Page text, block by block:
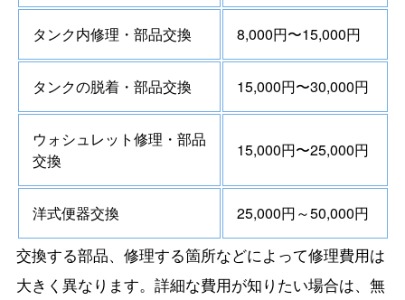
タンク内修理・部品交換 8,000円〜15,000円
タンクの脱着・部品交換 15,000円〜30,000円
ウォシュレット修理・部品
交換
15,000円〜25,000円
洋式便器交換 25,000円～50,000円
交換する部品、修理する箇所などによって修理費用は
大きく異なります。詳細な費用が知りたい場合は、無